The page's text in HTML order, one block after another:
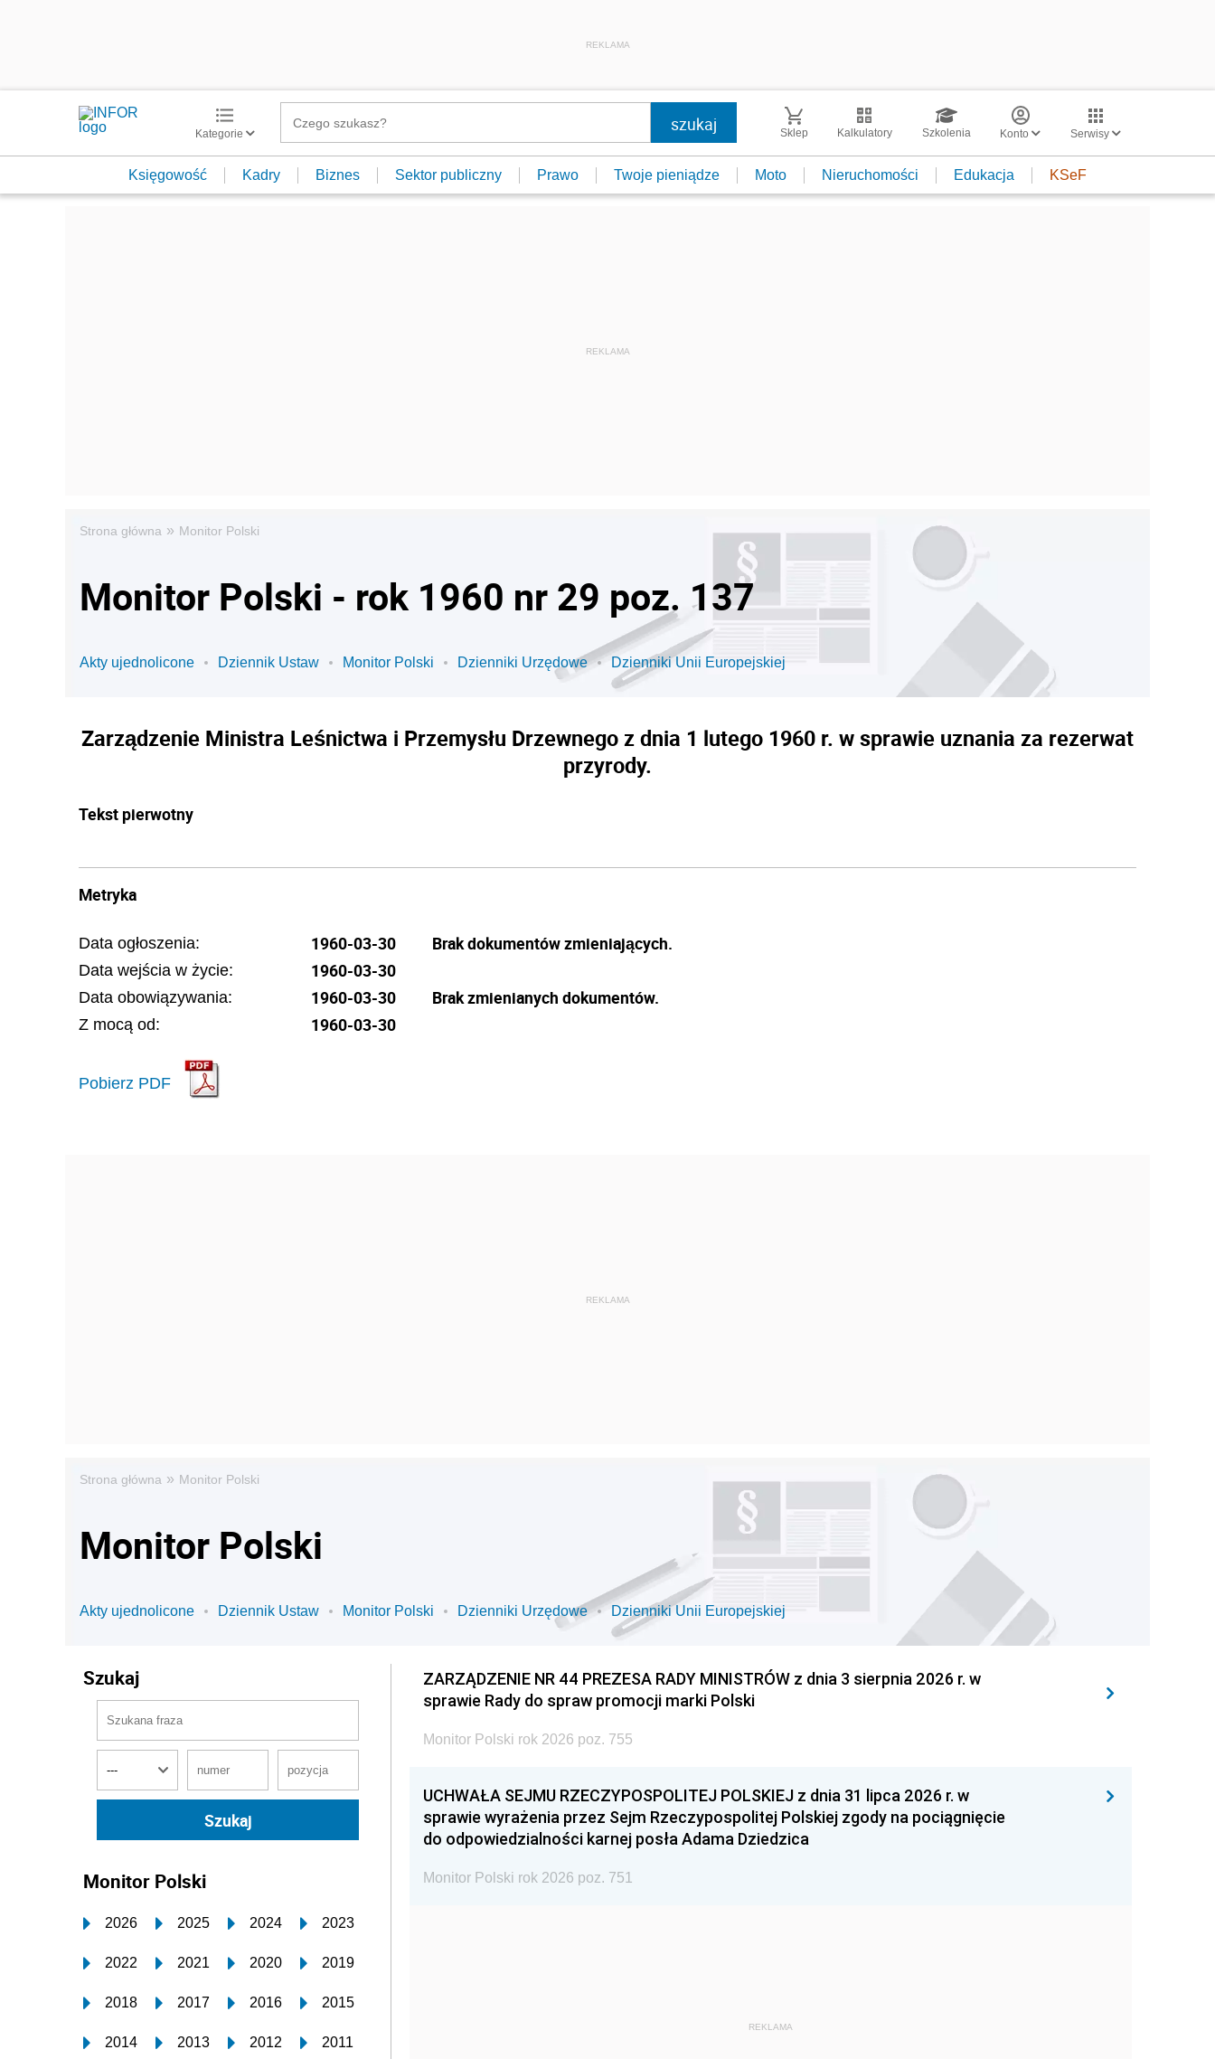
REKLAMA
Kategorie Sklep Kalkulatory Szkolenia Konto Serwisy
Księgowość Kadry Biznes Sektor publiczny Prawo Twoje pieniądze Moto Nieruchomości Edukacja KSeF
Strona główna » Monitor Polski
Monitor Polski - rok 1960 nr 29 poz. 137
Akty ujednolicone Dziennik Ustaw Monitor Polski Dzienniki Urzędowe Dzienniki Unii Europejskiej
Zarządzenie Ministra Leśnictwa i Przemysłu Drzewnego z dnia 1 lutego 1960 r. w sprawie uznania za rezerwat
przyrody.
Tekst pierwotny
Metryka
Data ogłoszenia: 1960-03-30
Data wejścia w życie: 1960-03-30
Data obowiązywania: 1960-03-30
Z mocą od: 1960-03-30
Pobierz PDF
Brak dokumentów zmieniających.
Brak zmienianych dokumentów.
Strona główna » Monitor Polski
Monitor Polski
Akty ujednolicone Dziennik Ustaw Monitor Polski Dzienniki Urzędowe Dzienniki Unii Europejskiej
Szukaj
Monitor Polski
2026 2025 2024 2023
2022 2021 2020 2019
2018 2017 2016 2015
2014 2013 2012 2011
ZARZĄDZENIE NR 44 PREZESA RADY MINISTRÓW z dnia 3 sierpnia 2026 r. w
sprawie Rady do spraw promocji marki Polski
Monitor Polski rok 2026 poz. 755
UCHWAŁA SEJMU RZECZYPOSPOLITEJ POLSKIEJ z dnia 31 lipca 2026 r. w
sprawie wyrażenia przez Sejm Rzeczypospolitej Polskiej zgody na pociągnięcie
do odpowiedzialności karnej posła Adama Dziedzica
Monitor Polski rok 2026 poz. 751
REKLAMA